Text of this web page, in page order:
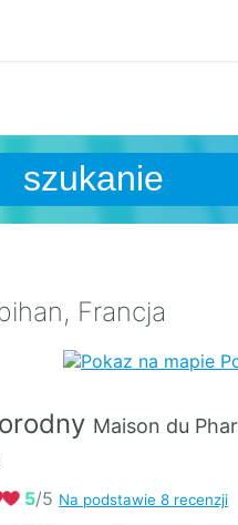
szukanie
Francja
Maison du
5/5 Na podstawie 8 recenzji